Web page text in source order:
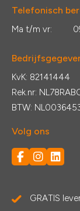
Telefonisch
Ma t/m vr:
KvK: 82141444
Rek.nr:
BTW:
Volg ons
GRATIS